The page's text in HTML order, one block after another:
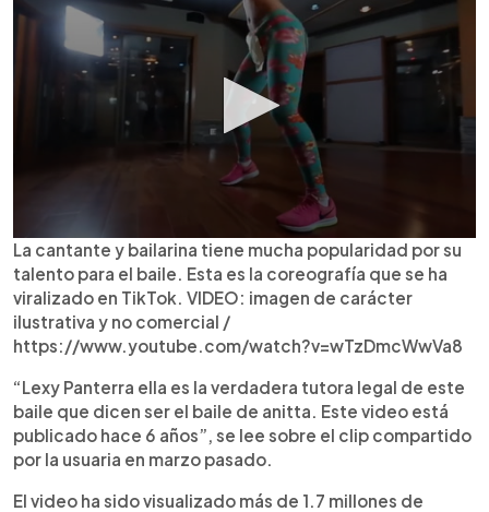
La cantante y bailarina tiene mucha popularidad por su
talento para el baile. Esta es la coreografía que se ha
viralizado en TikTok. VIDEO: imagen de carácter
ilustrativa y no comercial /
https://www.youtube.com/watch?v=wTzDmcWwVa8
“Lexy Panterra ella es la verdadera tutora legal de este
baile que dicen ser el baile de anitta. Este video está
publicado hace 6 años”, se lee sobre el clip compartido
por la usuaria en marzo pasado.
El video ha sido visualizado más de 1.7 millones de